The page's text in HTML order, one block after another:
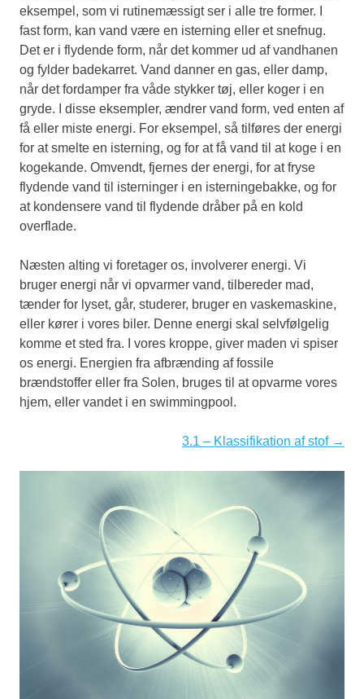
eksempel, som vi rutinemæssigt ser i alle tre former. I
fast form, kan vand være en isterning eller et snefnug.
Det er i flydende form, når det kommer ud af vandhanen
og fylder badekarret. Vand danner en gas, eller damp,
når det fordamper fra våde stykker tøj, eller koger i en
gryde. I disse eksempler, ændrer vand form, ved enten af
få eller miste energi. For eksempel, så tilføres der energi
for at smelte en isterning, og for at få vand til at koge i en
kogekande. Omvendt, fjernes der energi, for at fryse
flydende vand til isterninger i en isterningebakke, og for
at kondensere vand til flydende dråber på en kold
overflade.
Næsten alting vi foretager os, involverer energi. Vi
bruger energi når vi opvarmer vand, tilbereder mad,
tænder for lyset, går, studerer, bruger en vaskemaskine,
eller kører i vores biler. Denne energi skal selvfølgelig
komme et sted fra. I vores kroppe, giver maden vi spiser
os energi. Energien fra afbrænding af fossile
brændstoffer eller fra Solen, bruges til at opvarme vores
hjem, eller vandet i en swimmingpool.
3.1 – Klassifikation af stof →